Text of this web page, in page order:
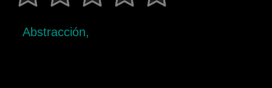
Abstracción,